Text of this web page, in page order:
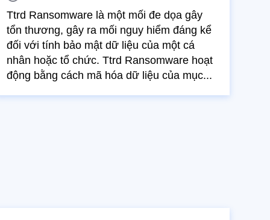
Ttrd Ransomware là một mối đe dọa gây
tổn thương, gây ra mối nguy hiểm đáng kể
đối với tính bảo mật dữ liệu của một cá
nhân hoặc tổ chức. Ttrd Ransomware hoạt
động bằng cách mã hóa dữ liệu của mục...